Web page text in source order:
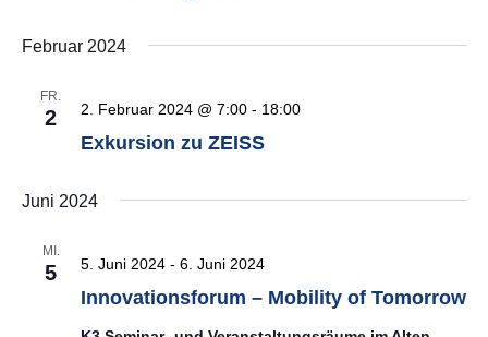
Februar 2024
FR.
2
Exkursion zu ZEISS
2. Februar 2024 @ 7:00- 18:00
Juni 2024
MI.
5
Innovationsforum – Mobility of Tomorrow
5. Juni 2024- 6. Juni 2024